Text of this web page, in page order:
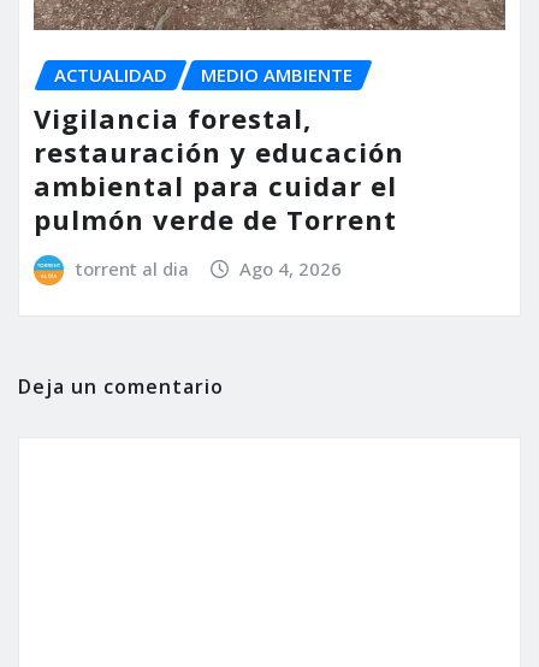
ACTUALIDAD MEDIO AMBIENTE
Vigilancia forestal,
restauración y educación
ambiental para cuidar el
pulmón verde de Torrent
torrent al dia Ago 4, 2026
Deja un comentario